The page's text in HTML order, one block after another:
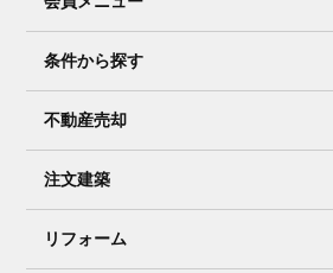
条件から探す
不動産売却
注文建築
リフォーム